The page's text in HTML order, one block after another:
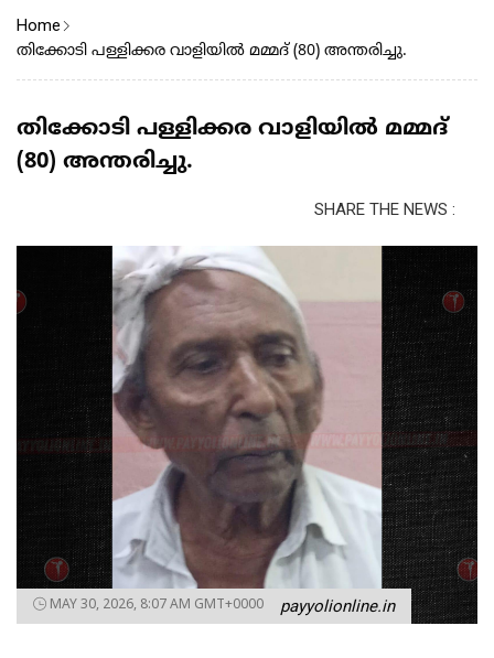
Home
തിക്കോടി പള്ളിക്കര വാളിയിൽ മമ്മദ് (80) അന്തരിച്ചു.
തിക്കോടി പള്ളിക്കര വാളിയിൽ മമ്മദ്
(80) അന്തരിച്ചു.
SHARE THE NEWS :
MAY 30, 2026, 8:07 AM GMT+0000 payyolionline.in